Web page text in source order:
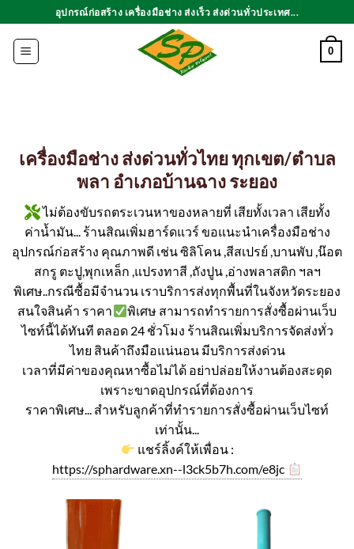
ไป
เนื้อหา
อุปกรณ์ก่อสร้าง เครื่องมือช่าง ส่งเร็ว ส่งด่วนทั่วประเทศ...
0
เครื่องมือช่าง ส่งด่วนทั่วไทย ทุกเขต/ตำบล
พลา อำเภอบ้านฉาง ระยอง
ไม่ต้องขับรถตระเวนหาของหลายที่ เสียทั้งเวลา เสียทั้ง
ค่าน้ำมัน... ร้านสิณเพิ่มฮาร์ดแวร์ ขอแนะนำเครื่องมือช่าง
อุปกรณ์ก่อสร้าง คุณภาพดี เช่น ซิลิโคน ,สีสเปรย์ ,บานพับ ,น๊อต
สกรู ตะปู,พุกเหล็ก ,แปรงทาสี ,ถังปูน ,อ่างพลาสติก ฯลฯ
พิเศษ..กรณีซื้อมีจำนวน เราบริการส่งทุกพื้นที่ในจังหวัดระยอง
สนใจสินค้า ราคา
พิเศษ สามารถทำรายการสั่งซื้อผ่านเว็บ
ไซท์นี้ได้ทันที ตลอด 24 ชั่วโมง ร้านสิณเพิ่มบริการจัดส่งทั่ว
ไทย สินค้าถึงมือแน่นอน มีบริการส่งด่วน
เวลาที่มีค่าของคุณหาซื้อไม่ได้ อย่าปล่อยให้งานต้องสะดุด
เพราะขาดอุปกรณ์ที่ต้องการ
ราคาพิเศษ... สำหรับลูกค้าที่ทำรายการสั่งซื้อผ่านเว็บไซท์
เท่านั้น...
แชร์ลิ้งค์ให้เพื่อน :
https://sphardware.xn--l3ck5b7h.com/e8jc